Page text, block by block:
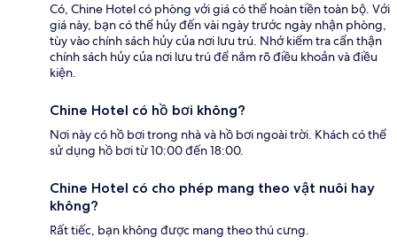
Có, Chine Hotel có phòng với giá có thể hoàn tiền toàn bộ. Với
giá này, bạn có thể hủy đến vài ngày trước ngày nhận phòng,
tùy vào chính sách hủy của nơi lưu trú. Nhớ kiểm tra cẩn thận
chính sách hủy của nơi lưu trú để nắm rõ điều khoản và điều
kiện.
Chine Hotel có hồ bơi không?
Nơi này có hồ bơi trong nhà và hồ bơi ngoài trời. Khách có thể
sử dụng hồ bơi từ 10:00 đến 18:00.
Chine Hotel có cho phép mang theo vật nuôi hay
không?
Rất tiếc, bạn không được mang theo thú cưng.